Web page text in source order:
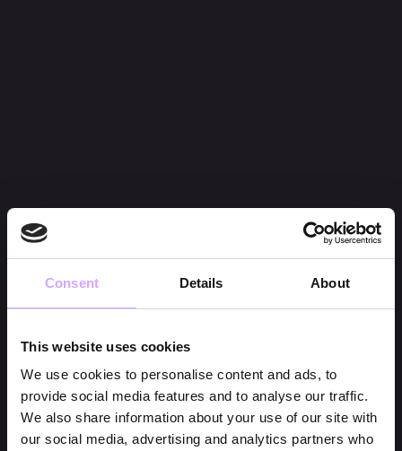
Consent Details About
This website uses cookies
We use cookies to personalise content and ads, to
provide social media features and to analyse our traffic.
We also share information about your use of our site with
our social media, advertising and analytics partners who